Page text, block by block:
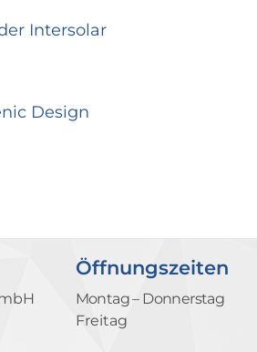
Intersolar
Design
Öffnungszeiten
Montag – Donnerstag
Freitag